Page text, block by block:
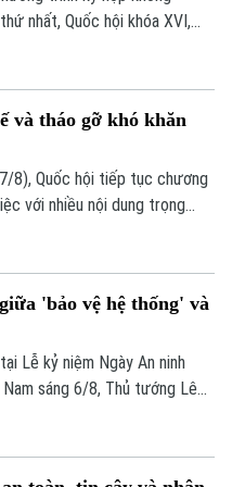
nhất, Quốc hội khóa XVI,
và tháo gỡ khó khăn
8), Quốc hội tiếp tục chương
với nhiều nội dung trọng
tháo gỡ điểm nghẽn về thể
thị phát triển nhanh, bền
'bảo vệ hệ thống' và
Lễ kỷ niệm Ngày An ninh
sáng 6/8, Thủ tướng Lê